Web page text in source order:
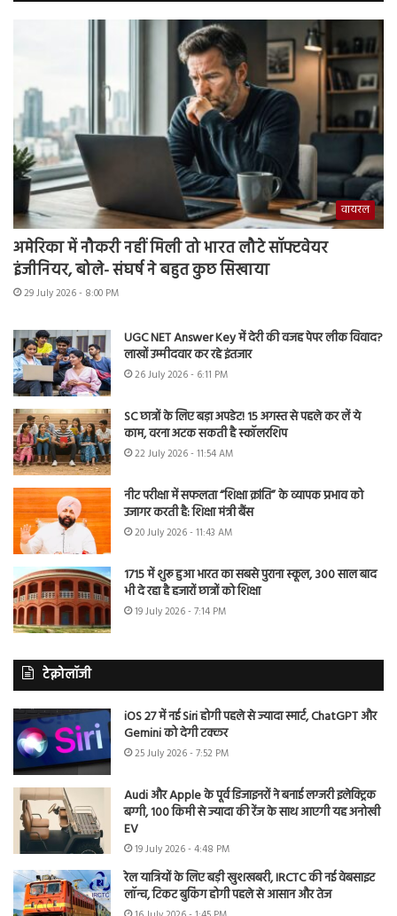
वायरल
अमेरिका में नौकरी नहीं मिली तो भारत लौटे सॉफ्टवेयर
इंजीनियर, बोले- संघर्ष ने बहुत कुछ सिखाया
29 July 2026 - 8:00 PM
UGC NET Answer Key में देरी की वजह पेपर लीक विवाद?
लाखों उम्मीदवार कर रहे इंतजार
26 July 2026 - 6:11 PM
SC छात्रों के लिए बड़ा अपडेट! 15 अगस्त से पहले कर लें ये
काम, वरना अटक सकती है स्कॉलरशिप
22 July 2026 - 11:54 AM
नीट परीक्षा में सफलता “शिक्षा क्रांति” के व्यापक प्रभाव को
उजागर करती है: शिक्षा मंत्री बैंस
20 July 2026 - 11:43 AM
1715 में शुरू हुआ भारत का सबसे पुराना स्कूल, 300 साल बाद
भी दे रहा है हजारों छात्रों को शिक्षा
19 July 2026 - 7:14 PM
टेक्नोलॉजी
iOS 27 में नई Siri होगी पहले से ज्यादा स्मार्ट, ChatGPT और
Gemini को देगी टक्कर
25 July 2026 - 7:52 PM
Audi और Apple के पूर्व डिजाइनरों ने बनाई लग्जरी इलेक्ट्रिक
बग्गी, 100 किमी से ज्यादा की रेंज के साथ आएगी यह अनोखी
EV
19 July 2026 - 4:48 PM
रेल यात्रियों के लिए बड़ी खुशखबरी, IRCTC की नई वेबसाइट
लॉन्च, टिकट बुकिंग होगी पहले से आसान और तेज